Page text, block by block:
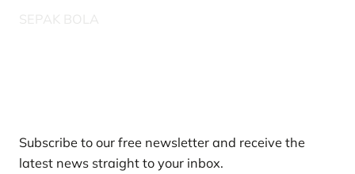
SEPAK BOLA
Subscribe to our free newsletter and receive the
latest news straight to your inbox.